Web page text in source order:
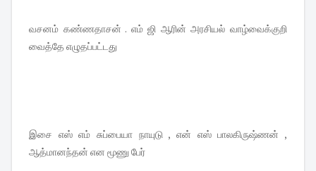
வசனம் கண்ணதாசன் . எம் ஜி ஆரின் அரசியல் வாழ்வைக்குறி
வைத்தே எழுதப்பட்டது
இசை எஸ் எம் சுப்பையா நாயுடு , என் எஸ் பாலகிருஷ்ணன் ,
ஆத்மானந்தன் என மூணு பேர்